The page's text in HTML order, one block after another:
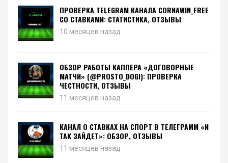
ПРОВЕРКА TELEGRAM КАНАЛА CORNAWIN_FREE
СО СТАВКАМИ: СТАТИСТИКА, ОТЗЫВЫ
10 месяцев назад
ОБЗОР РАБОТЫ КАППЕРА «ДОГОВОРНЫЕ
МАТЧИ» (@PROSTO_DOGI): ПРОВЕРКА
ЧЕСТНОСТИ, ОТЗЫВЫ
11 месяцев назад
КАНАЛ О СТАВКАХ НА СПОРТ В ТЕЛЕГРАММ «И
ТАК ЗАЙДЕТ»: ОБЗОР, ОТЗЫВЫ
11 месяцев назад